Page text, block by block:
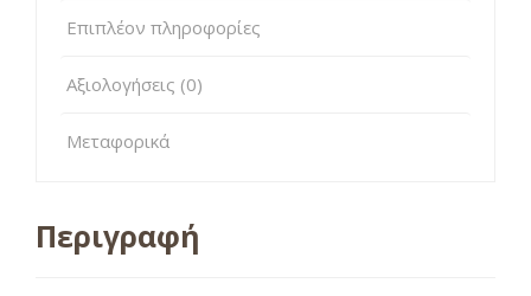
Επιπλέον πληροφορίες
Αξιολογήσεις (0)
Μεταφορικά
Περιγραφή